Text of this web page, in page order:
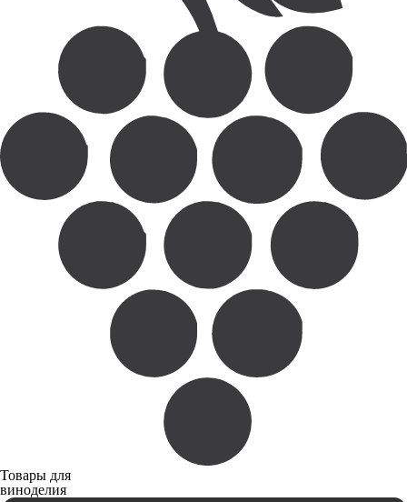
Товары для
виноделия